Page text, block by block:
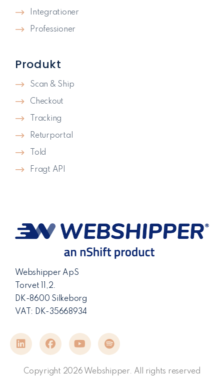
Webshipper ApS
Torvet 11,2.
DK-8600 Silkeborg
VAT: DK-35668934
Produkt
Scan & Ship
Checkout
Tracking
Returportal
Told
Fragt API
Integrationer
Professioner
Copyright 2026 Webshipper. All rights reserved